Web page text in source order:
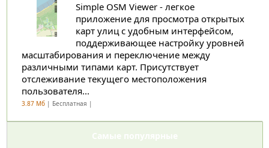
Simple OSM Viewer - легкое
приложение для просмотра открытых
карт улиц с удобным интерфейсом,
поддерживающее настройку уровней
масштабирования и переключение между
различными типами карт. Присутствует
отслеживание текущего местоположения
пользователя...
3.87 Мб| Бесплатная |
Самые популярные